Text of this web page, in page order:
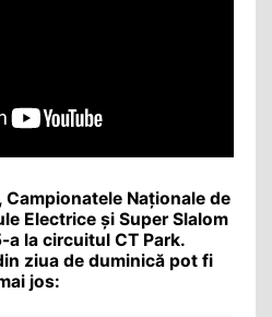
Naționale de
Electrice și Super Slalom
a la circuitul CT Park.
ziua de duminică pot fi
jos: